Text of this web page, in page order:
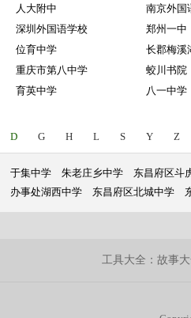
人大附中 南京外国
深圳外国语学校
郑州一中
位育中学
长郡梅溪
重庆市第八中学
蛟川书院
育英中学
八一中学
D G H L S Y Z
于集中学 朱老庄乡中学 东昌府区斗
办事处湖西中学
东昌府区北城中学
工具大全：故事